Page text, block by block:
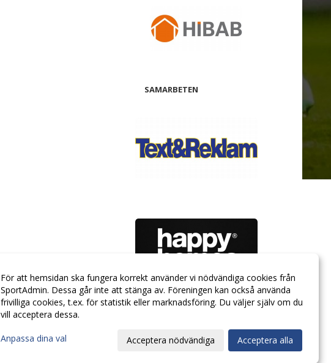
SAMARBETEN
För att hemsidan ska fungera korrekt använder vi nödvändiga cookies från
SportAdmin. Dessa går inte att stänga av. Föreningen kan också använda
frivilliga cookies, t.ex. för statistik eller marknadsföring. Du väljer själv om du
vill acceptera dessa.
Anpassa dina val Acceptera nödvändiga Acceptera alla